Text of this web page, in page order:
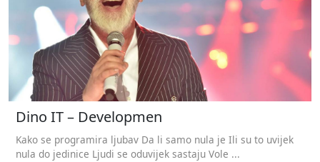
Dino IT – Developmen
Kako se programira ljubav Da li samo nula je Ili su to uvijek
nula do jedinice Ljudi se oduvijek sastaju Vole ...